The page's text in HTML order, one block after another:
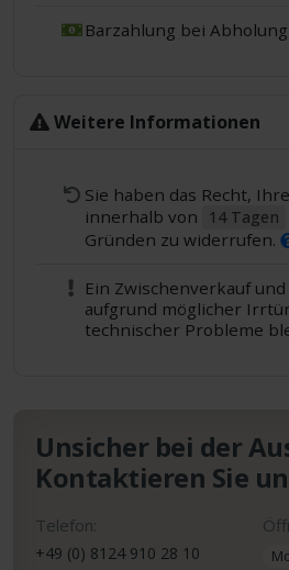
Barzahlung bei Abholung
Weitere Informationen
Sie haben das Recht,
innerhalb von
14 Tagen
Gründen zu widerrufen.
Ein Zwischenverkauf
aufgrund möglicher
technischer Probleme
Unsicher bei der
Kontaktieren Sie
Telefon:
+49 (0) 8124 910 28 10